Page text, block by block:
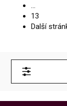
13
Další